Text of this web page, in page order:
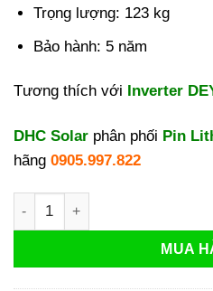
Trọng lượng: 123 kg
Bảo hành: 5 năm
Tương thích với Inverter
DHC Solar phân phối Pin
hãng 0905.997.822
Pin lưu trữ Deye Áp Cao
MUA